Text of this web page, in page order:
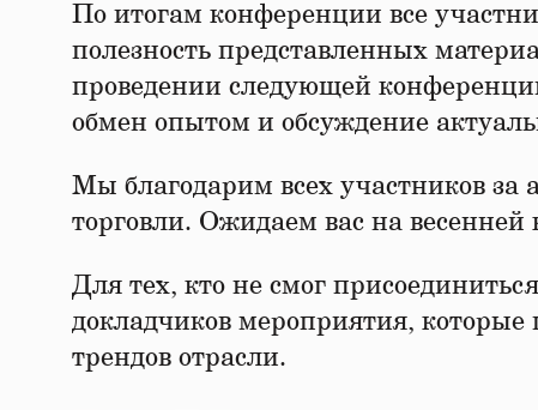
По итогам конференции все
полезность представленных
проведении следующей
обмен опытом и обсуждение
Мы благодарим всех участников за
торговли. Ожидаем вас на весенней
Для тех, кто не смог
докладчиков мероприятия, которые
трендов отрасли.